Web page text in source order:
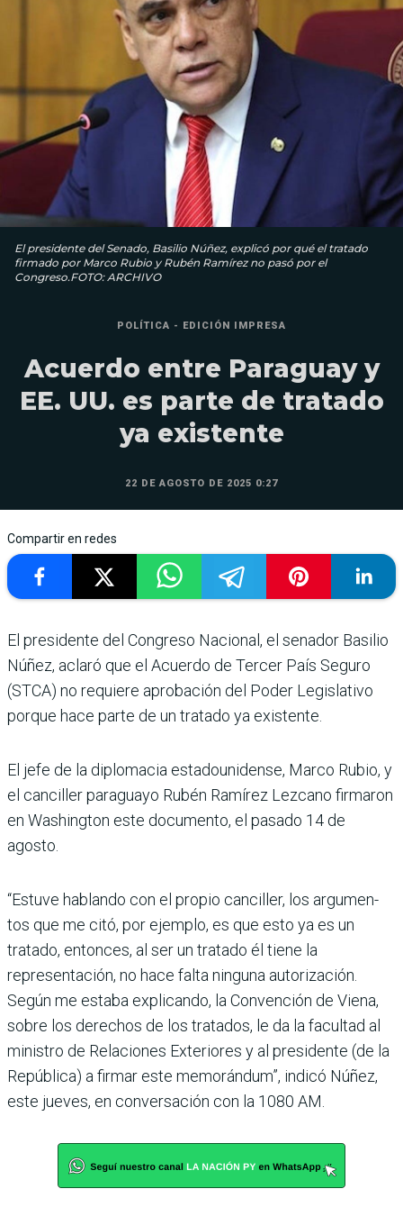
El presidente del Senado, Basilio Núñez, explicó por qué el tratado
firmado por Marco Rubio y Rubén Ramírez no pasó por el
Congreso.FOTO: ARCHIVO
POLÍTICA - EDICIÓN IMPRESA
Acuerdo entre Paraguay y
EE. UU. es parte de tratado
ya existente
22 DE AGOSTO DE 2025 0:27
Compartir en redes
El presidente del Con­greso Nacional, el senador Basilio
Núñez, aclaró que el Acuerdo de Tercer País Seguro
(STCA) no requiere aprobación del Poder Legis­lativo
porque hace parte de un tratado ya existente.
El jefe de la diplomacia esta­dounidense, Marco Rubio, y
el canciller paraguayo Rubén Ramírez Lezcano firmaron
en Washington este docu­mento, el pasado 14 de
agosto.
“Estuve hablando con el pro­pio canciller, los argumen­
tos que me citó, por ejemplo, es que esto ya es un
tratado, entonces, al ser un tratado él tiene la
representación, no hace falta ninguna auto­rización.
Según me estaba explicando, la Convención de Viena,
sobre los dere­chos de los tratados, le da la facultad al
ministro de Relaciones Exteriores y al presidente (de la
República) a firmar este memorándum”, indicó Núñez,
este jueves, en conversación con la 1080 AM.